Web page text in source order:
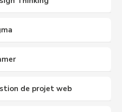
de projet web